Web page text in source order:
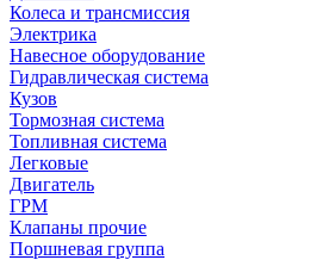
Колеса и трансмиссия
Электрика
Навесное оборудование
Гидравлическая система
Кузов
Тормозная система
Топливная система
Легковые
Двигатель
ГРМ
Клапаны прочие
Поршневая группа